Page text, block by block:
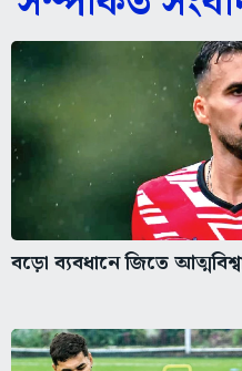
বড়ো ব্যবধানে জিতে